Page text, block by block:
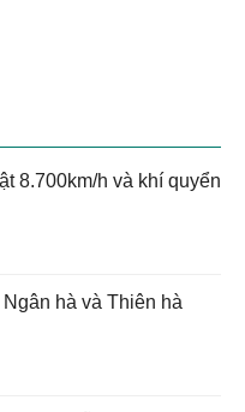
8.700km/h và khí quyển
hà và Thiên hà